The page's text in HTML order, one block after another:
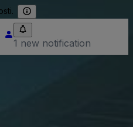
1 new notification